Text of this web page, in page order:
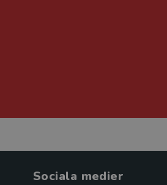
Sociala medier